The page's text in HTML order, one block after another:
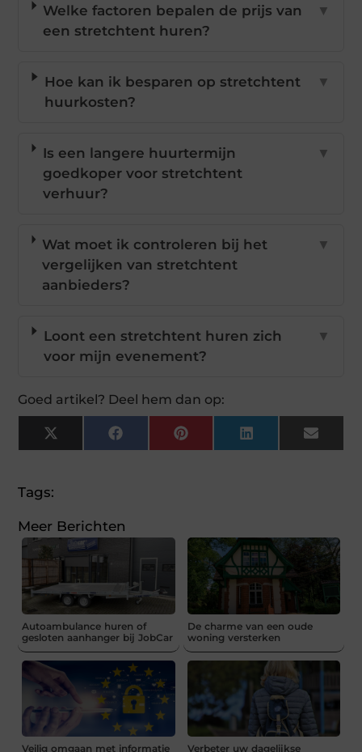
Welke factoren bepalen de prijs van
een stretchtent huren?
▼
Hoe kan ik besparen op stretchtent
huurkosten?
▼
Is een langere huurtermijn
goedkoper voor stretchtent
verhuur?
▼
Wat moet ik controleren bij het
vergelijken van stretchtent
aanbieders?
▼
Loont een stretchtent huren zich
voor mijn evenement?
▼
Goed artikel? Deel hem dan op:
X
(Twitter)
FacebookPinterestLinkedInEmail
Tags:
Meer Berichten
Autoambulance huren of
gesloten aanhanger bij JobCar
De charme van een oude
woning versterken
Veilig omgaan met informatie Verbeter uw dagelijkse